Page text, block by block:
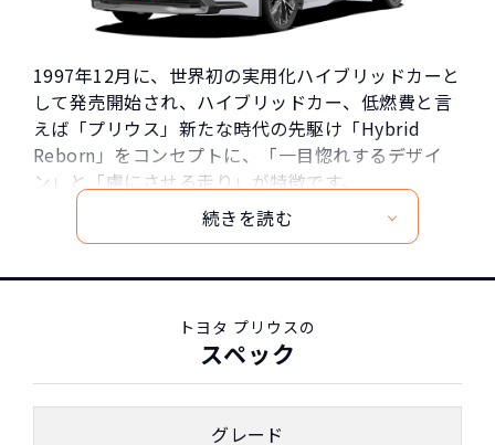
1997年12月に、世界初の実用化ハイブリッドカーと
して発売開始され、ハイブリッドカー、低燃費と言
えば「プリウス」新たな時代の先駆け「Hybrid
Reborn」をコンセプトに、「一目惚れするデザイ
ン」と「虜にさせる走り」が特徴です。
7年ぶりにフルモデルチェンジをした新型プリウス
独自の流麗な外装デザインは、「モノフォルムシル
フォームによるさらなる低重心化、19インチ大径タ
ンに生まれ変わりました。
エクステリアは、シンプルでありながら抑揚のある
ボディ造形となっており、長く愛されるための「感
トヨタ プリウスの
スペック
グレード